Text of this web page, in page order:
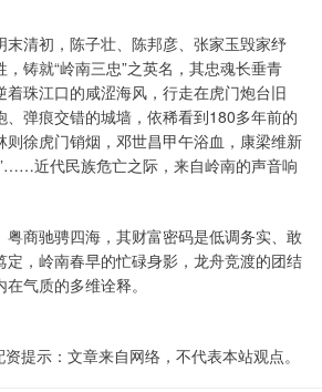
末清初，陈子壮、陈邦彦、张家玉毁家纾
铸就“岭南三忠”之英名，其忠魂长垂青
着珠江口的咸涩海风，行走在虎门炮台旧
、弹痕交错的城墙，依稀看到180多年前的
则徐虎门销烟，邓世昌甲午浴血，康梁维新
近代民族危亡之际，来自岭南的声音响
粤商驰骋四海，其财富密码是低调务实、敢
定，岭南春早的忙碌身影，龙舟竞渡的团结
气质的多维诠释。
资提示：文章来自网络，不代表本站观点。